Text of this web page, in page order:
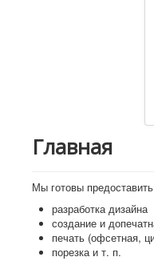
Главная
Мы готовы
разработка дизайна
создание и
печать (офсетная,
порезка и т. п.